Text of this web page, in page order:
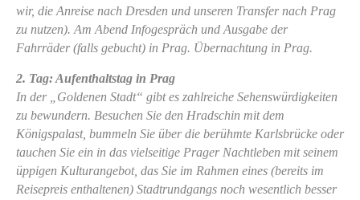
wir, die Anreise nach Dresden und unseren Transfer nach Prag
zu nutzen). Am Abend Infogespräch und Ausgabe der
Fahrräder (falls gebucht) in Prag. Übernachtung in Prag.
2. Tag: Aufenthaltstag in Prag
In der „Goldenen Stadt“ gibt es zahlreiche Sehenswürdigkeiten
zu bewundern. Besuchen Sie den Hradschin mit dem
Königspalast, bummeln Sie über die berühmte Karlsbrücke oder
tauchen Sie ein in das vielseitige Prager Nachtleben mit seinem
üppigen Kulturangebot, das Sie im Rahmen eines (bereits im
Reisepreis enthaltenen) Stadtrundgangs noch wesentlich besser